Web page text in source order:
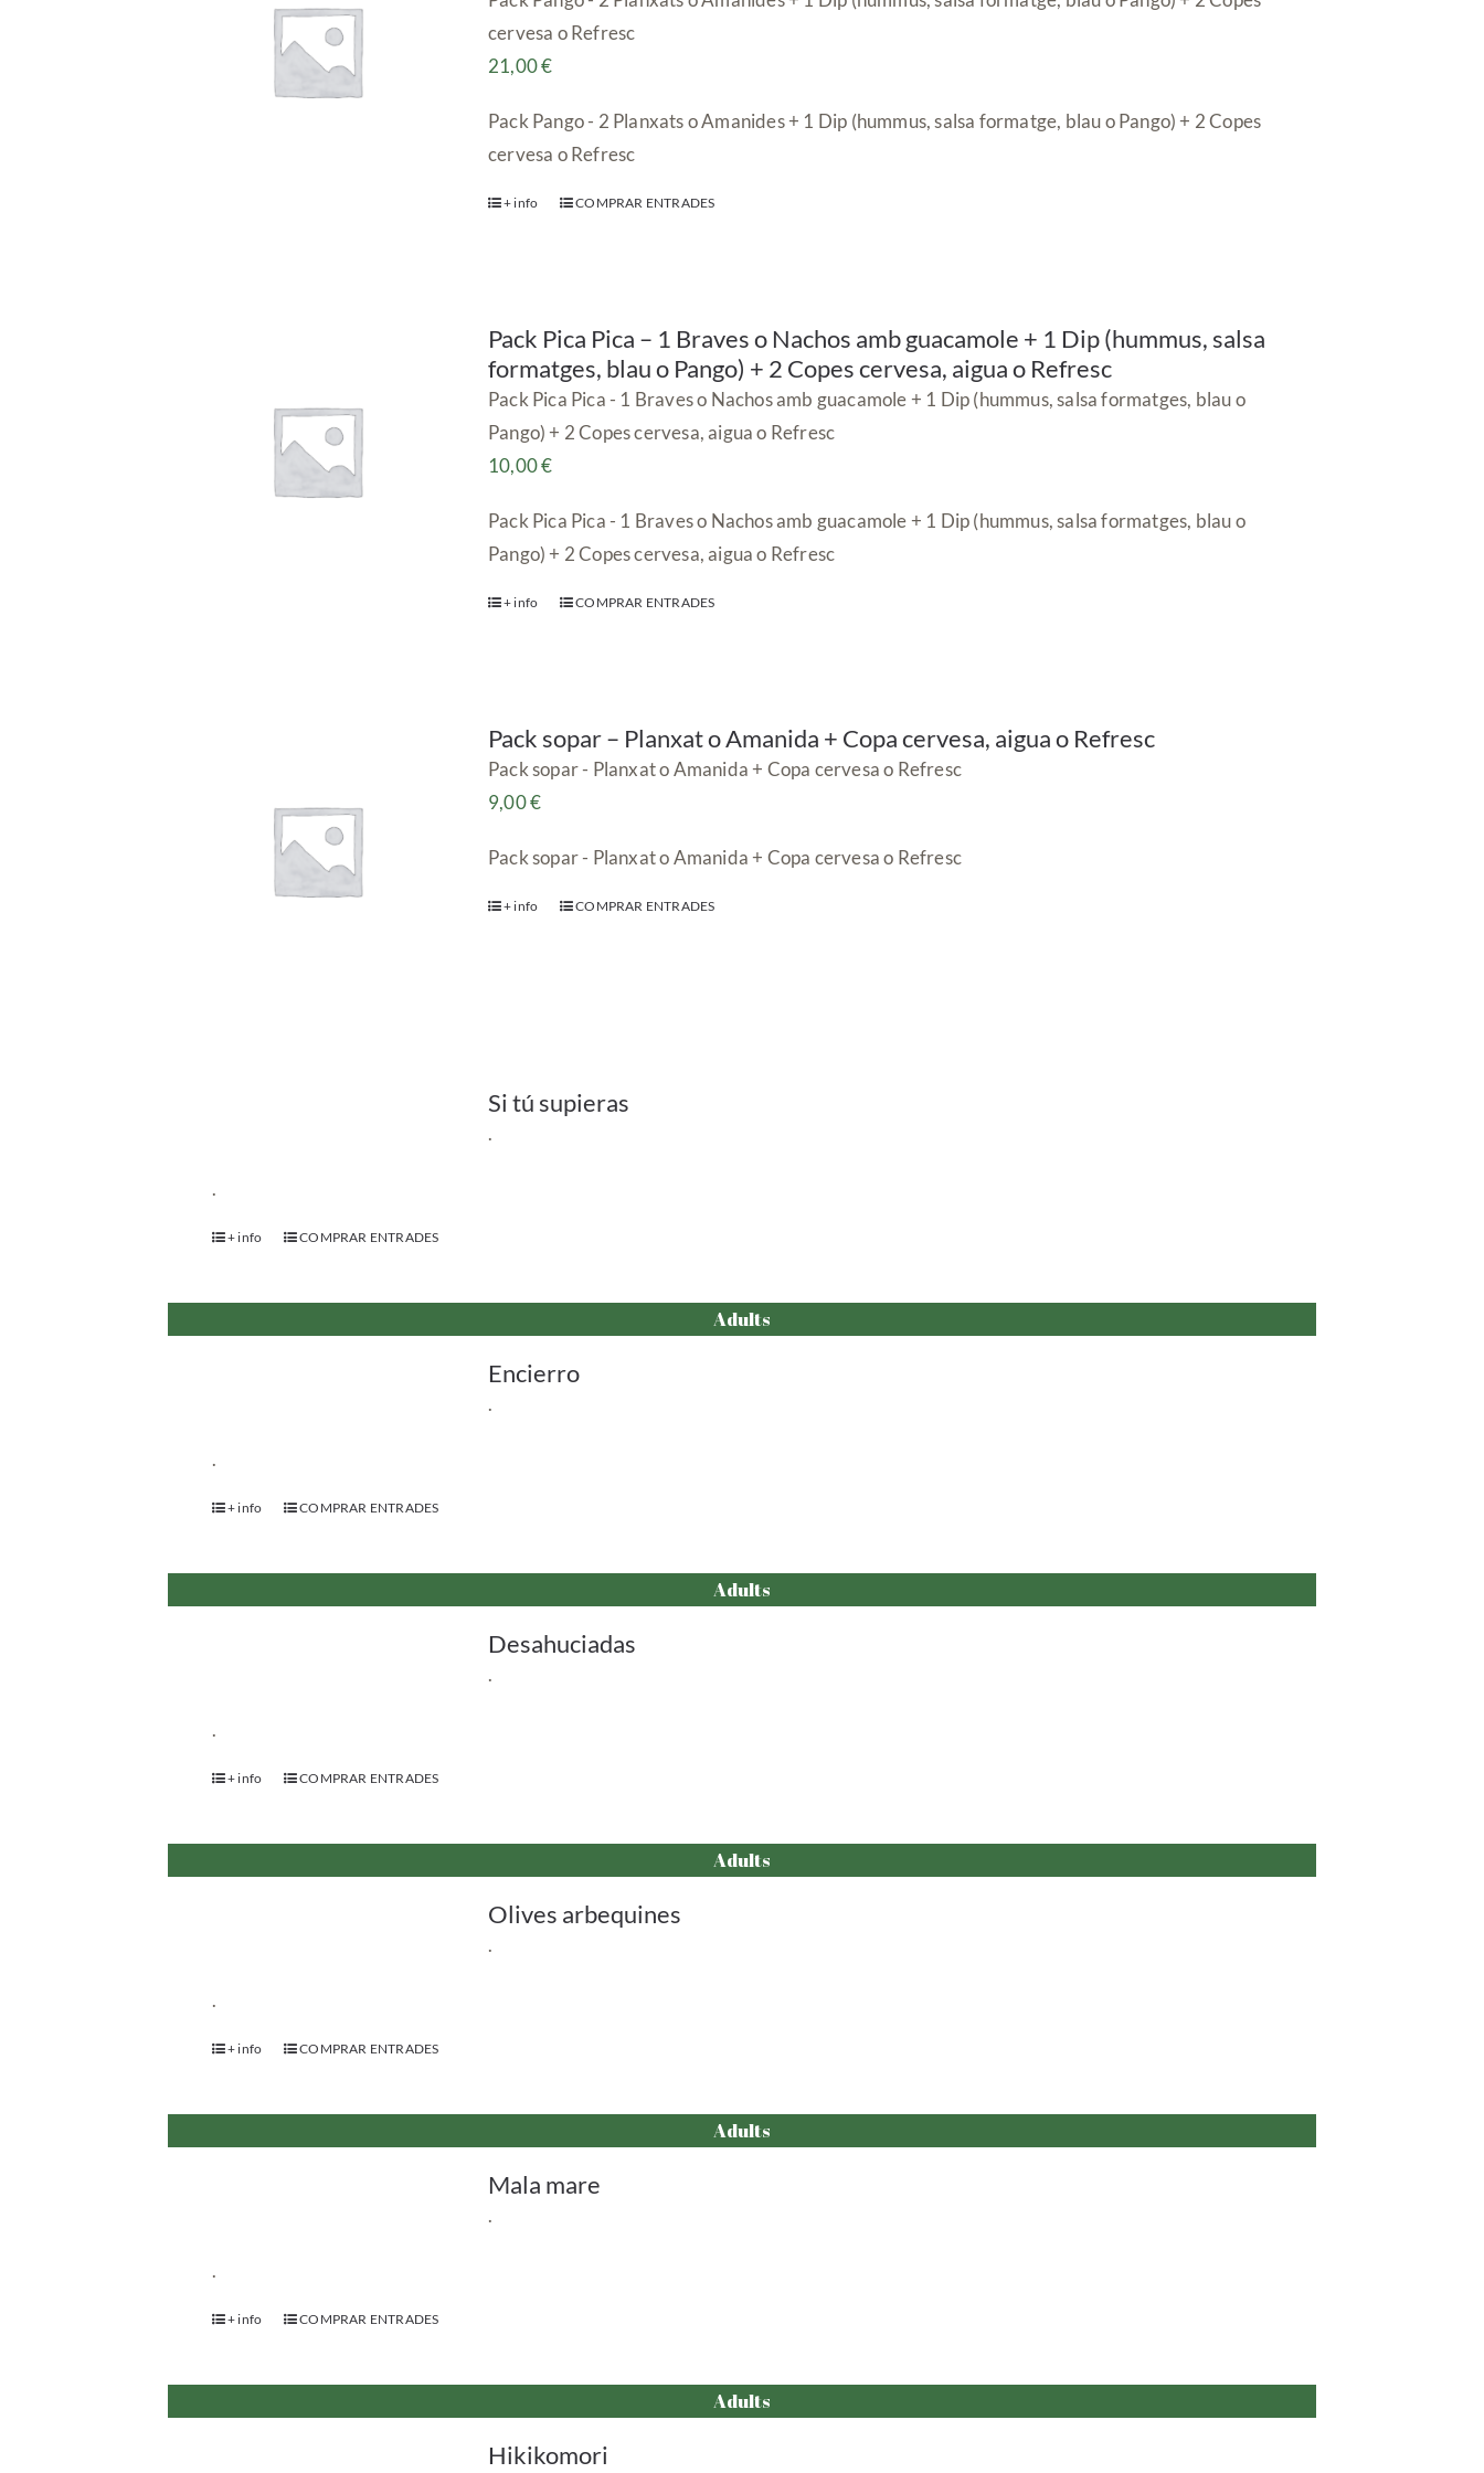
cervesa o Refresc
21,00€
Pack Pango - 2 Planxats o Amanides + 1 Dip (hummus, salsa formatge, blau o Pango) + 2 Copes
cervesa o Refresc
+ info COMPRAR ENTRADES
Pack Pica Pica – 1 Braves o Nachos amb guacamole + 1 Dip (hummus, salsa
formatges, blau o Pango) + 2 Copes cervesa, aigua o Refresc
Pack Pica Pica - 1 Braves o Nachos amb guacamole + 1 Dip (hummus, salsa formatges, blau o
Pango) + 2 Copes cervesa, aigua o Refresc
10,00€
Pack Pica Pica - 1 Braves o Nachos amb guacamole + 1 Dip (hummus, salsa formatges, blau o
Pango) + 2 Copes cervesa, aigua o Refresc
+ info COMPRAR ENTRADES
Pack sopar – Planxat o Amanida + Copa cervesa, aigua o Refresc
Pack sopar - Planxat o Amanida + Copa cervesa o Refresc
9,00€
Pack sopar - Planxat o Amanida + Copa cervesa o Refresc
+ info COMPRAR ENTRADES
Si tú supieras
.
.
+ info COMPRAR ENTRADES
Adults
Encierro
.
.
+ info COMPRAR ENTRADES
Adults
Desahuciadas
.
.
+ info COMPRAR ENTRADES
Adults
Olives arbequines
.
.
+ info COMPRAR ENTRADES
Adults
Mala mare
.
.
+ info COMPRAR ENTRADES
Adults
Hikikomori